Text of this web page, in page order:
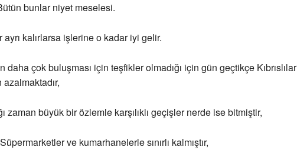
bunlar niyet meselesi.
kalırlarsa işlerine o kadar iyi gelir.
daha çok buluşması için teşfikler olmadığı için gün geçtikçe Kıbrıslılar
zaman büyük bir özlemle karşılıklı geçişler nerde ise bitmiştir,
ve kumarhanelerle sınırlı kalmıştır,